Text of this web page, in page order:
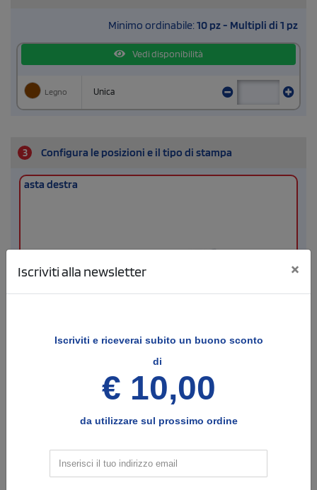
Minimo ordinabile: 10 pz - Multipli di 1 pz
Vedi disponibilità
Legno Unica
3 Configura le posizioni e il tipo di stampa
asta destra
Iscriviti alla newsletter ×
Iscriviti e riceverai subito un buono sconto
di
€ 10,00
da utilizzare sul prossimo ordine